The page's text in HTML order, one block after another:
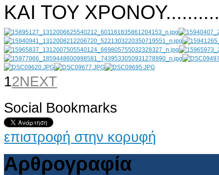
ΚΑΙ ΤΟΥ
12NEXT
AdmirorGallery 4.5.0, author/s Vasiljevski& Kekeljevic
Social Bookmarks
επιστροφή στην κορυφή
Αρθρογραφία